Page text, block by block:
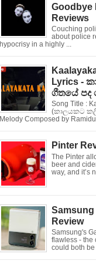
Goodbye
Reviews
Couching
about police
hypocrisy in a highly ...
Lyrics -
ගීතයේ පද
Song Title :
(කාලයකට
Melody Composed by Ramidu
Pinter
The Pinter
beer and
way, and it’s
Samsung
Review
Samsung's
flawless - the
could both be